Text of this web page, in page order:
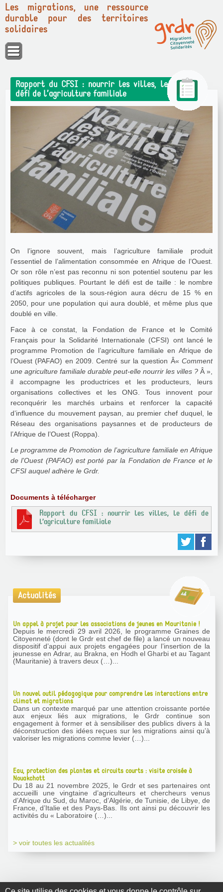
Panneau de gestion des cookies
Les migrations, une ressource
durable pour des territoires
solidaires
Rapport du CFSI : nourrir les villes, le
défi de l’agriculture familiale
On l’ignore souvent, mais l’agriculture familiale produit
l’essentiel de l’alimentation consommée en Afrique de l’Ouest.
Or son rôle n’est pas reconnu ni son potentiel soutenu par les
politiques publiques. Pourtant le défi est de taille : le nombre
d’actifs agricoles de la sous-région aura décru de 15 % en
2050, pour une population qui aura doublé, et même plus que
doublé en ville.
Face à ce constat, la Fondation de France et le Comité
Français pour la Solidarité Internationale (CFSI) ont lancé le
programme Promotion de l’agriculture familiale en Afrique de
l’Ouest (PAFAO) en 2009. Centré sur la question Â« Comment
une agriculture familiale durable peut-elle nourrir les villes ? Â »,
il accompagne les productrices et les producteurs, leurs
organisations collectives et les ONG. Tous innovent pour
reconquérir les marchés urbains et renforcer la capacité
d’influence du mouvement paysan, au premier chef duquel, le
Réseau des organisations paysannes et de producteurs de
l’Afrique de l’Ouest (Roppa).
Le programme de Promotion de l’agriculture familiale en Afrique
de l’Ouest (PAFAO) est porté par la Fondation de France et le
CFSI auquel adhère le Grdr.
Documents à télécharger
Rapport du CFSI : nourrir les villes, le défi de
l’agriculture familiale
Actualités
Un appel à projet pour les associations de jeunes en Mauritanie !
Depuis le mercredi 29 avril 2026, le programme Graines de
Citoyenneté (dont le Grdr est chef de file) a lancé un nouveau
dispositif d’appui aux projets engagées pour l’insertion de la
jeunesse en Adrar, au Brakna, en Hodh el Gharbi et au Tagant
(Mauritanie) à travers deux (…)...
Un nouvel outil pédagogique pour comprendre les interactions entre
climat et migrations
Dans un contexte marqué par une attention croissante portée
aux enjeux liés aux migrations, le Grdr continue son
engagement à former et à sensibiliser des publics divers à la
déconstruction des idées reçues sur les migrations ainsi qu’à
valoriser les migrations comme levier (…)...
Eau, protection des plantes et circuits courts : visite croisée à
Nouakchott
Du 18 au 21 novembre 2025, le Grdr et ses partenaires ont
accueilli une vingtaine d’agriculteurs et chercheurs venus
d’Afrique du Sud, du Maroc, d’Algérie, de Tunisie, de Libye, de
France, d’Italie et des Pays-Bas. Ils ont ainsi pu découvrir les
activités du « Laboratoire (…)...
> voir toutes les actualités